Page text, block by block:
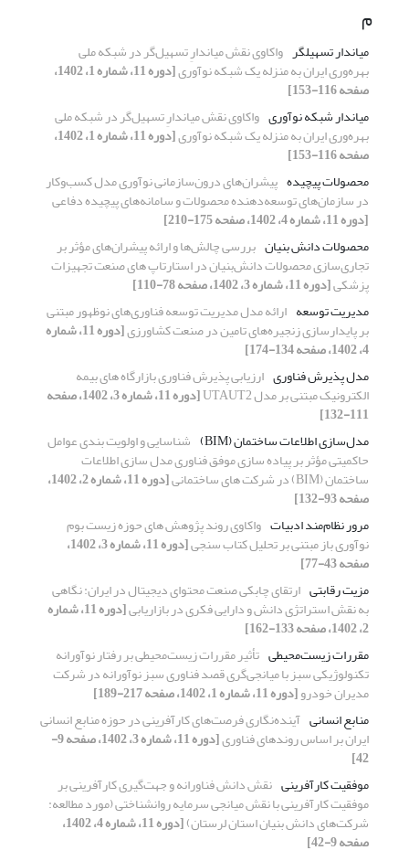
م
میاندار تسهیلگر واکاوی نقش میاندارِ تسهیل‌گر در شبکه ملی
بهره‌وری ایران به منزله یک شبکه نوآوری [دوره 11، شماره 1، 1402،
صفحه 116-153]
میاندار شبکه نوآوری واکاوی نقش میاندارِ تسهیل‌گر در شبکه ملی
بهره‌وری ایران به منزله یک شبکه نوآوری [دوره 11، شماره 1، 1402،
صفحه 116-153]
محصولات پیچیده پیشران‌های درون‌سازمانی نوآوری مدل کسب‌وکار
در سازمان‌های توسعه‌دهنده محصولات و سامانه‌های پیچیده دفاعی
[دوره 11، شماره 4، 1402، صفحه 175-210]
محصولات دانش بنیان بررسی چالش‌ها و ارائه پیشران‌های مؤثر بر
تجاری‌سازی محصولات دانش‌بنیان در استارتاپ های صنعت تجهیزات
پزشکی[دوره 11، شماره 3، 1402، صفحه 78-110]
مدیریت توسعه ارائه مدل مدیریت توسعه فناوری‌های نوظهور مبتنی
بر پایدارسازی زنجیره‌های تامین در صنعت کشاورزی [دوره 11، شماره
4، 1402، صفحه 134-174]
مدل پذیرش فناوری ارزیابی پذیرش فناوری بازارگاه های بیمه
الکترونیک مبتنی بر مدل UTAUT2 [دوره 11، شماره 3، 1402، صفحه
111-132]
مدل‌سازی اطلاعات ساختمان (BIM)
شناسایی و اولویت بندی عوامل
حاکمیتی مؤثر بر پیاده سازی موفق فناوری مدل سازی اطلاعات
ساختمان (BIM) در شرکت های ساختمانی [دوره 11، شماره 2، 1402،
صفحه 93-132]
مرور نظام‌مند ادبیات واکاوی روند پژوهش های حوزه زیست بوم
نوآوری باز مبتنی بر تحلیل کتاب سنجی [دوره 11، شماره 3، 1402،
صفحه 43-77]
مزیت رقابتی ارتقای چابکی صنعت محتوای دیجیتال در ایران: نگاهی
به نقش استراتژی دانش و دارایی فکری در بازاریابی [دوره 11، شماره
2، 1402، صفحه 133-162]
مقررات زیست‌محیطی تأثیر مقررات زیست‌محیطی بر رفتار نوآورانه
تکنولوژیکی سبز با میانجی‌گری قصد فناوری سبز نوآورانه در شرکت
مدیران خودرو[دوره 11، شماره 1، 1402، صفحه 217-189]
منابع انسانی آینده‌نگاری فرصت‌های کارآفرینی در حوزه منابع انسانی
ایران بر اساس روندهای فناوری [دوره 11، شماره 3، 1402، صفحه 9-
42]
موفقیت کارآفرینی نقش دانش فناورانه و جهت‌گیری کارآفرینی بر
موفقیت کارآفرینی با نقش میانجی سرمایه روانشناختی (مورد مطالعه:
شرکت‌های دانش بنیان استان لرستان) [دوره 11، شماره 4، 1402،
صفحه 9-42]